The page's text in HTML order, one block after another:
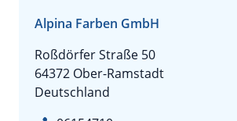
Alpina Farben GmbH
Roßdörfer Straße 50
64372 Ober-Ramstadt
Deutschland